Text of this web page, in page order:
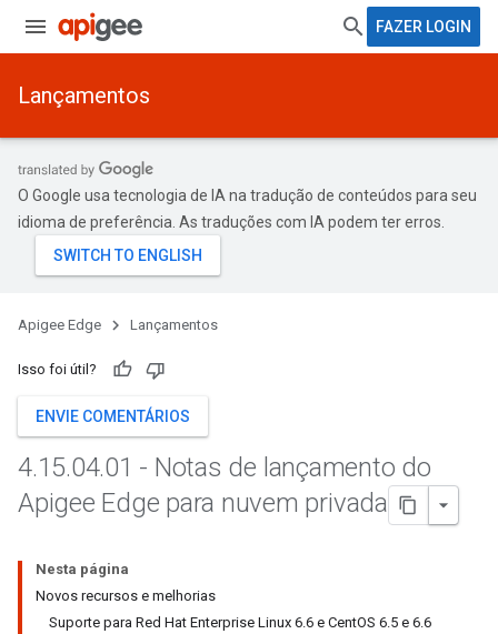
FAZER LOGIN
Lançamentos
O Google usa tecnologia de IA na tradução de conteúdos para seu
idioma de preferência. As traduções com IA podem ter erros.
Apigee Edge Lançamentos
Isso foi útil?
ENVIE COMENTÁRIOS
4.15.04.01 - Notas de lançamento do
Apigee Edge para nuvem privada
Nesta página
Novos recursos e melhorias
Suporte para Red Hat Enterprise Linux 6.6 e CentOS 6.5 e 6.6